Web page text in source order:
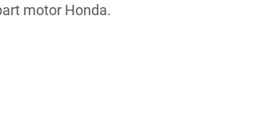
motor Honda.